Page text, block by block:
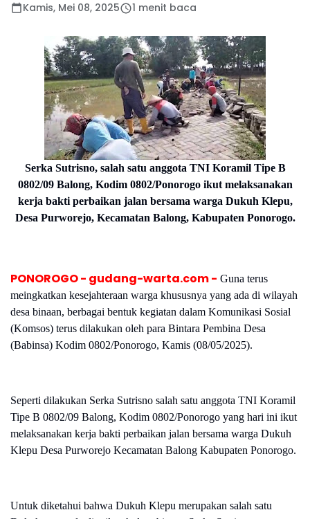
Kamis, Mei 08, 2025 1 menit baca
Serka Sutrisno, salah satu anggota TNI Koramil Tipe B
0802/09 Balong, Kodim 0802/Ponorogo ikut melaksanakan
kerja bakti perbaikan jalan bersama warga Dukuh Klepu,
Desa Purworejo, Kecamatan Balong, Kabupaten Ponorogo.
PONOROGO - gudang-warta.com - Guna terus
meingkatkan kesejahteraan warga khususnya yang ada di wilayah
desa binaan, berbagai bentuk kegiatan dalam Komunikasi Sosial
(Komsos) terus dilakukan oleh para Bintara Pembina Desa
(Babinsa) Kodim 0802/Ponorogo, Kamis (08/05/2025).
Seperti dilakukan Serka Sutrisno salah satu anggota TNI Koramil
Tipe B 0802/09 Balong, Kodim 0802/Ponorogo yang hari ini ikut
melaksanakan kerja bakti perbaikan jalan bersama warga Dukuh
Klepu Desa Purworejo Kecamatan Balong Kabupaten Ponorogo.
Untuk diketahui bahwa Dukuh Klepu merupakan salah satu